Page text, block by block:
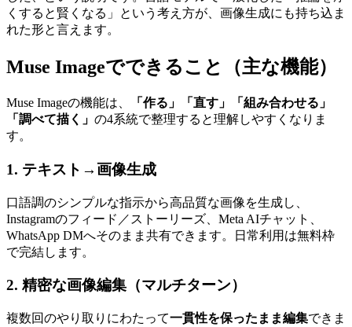
くすると賢くなる」という考え方が、画像生成にも持ち込ま
れた形と言えます。
Muse Imageでできること（主な機能）
Muse Imageの機能は、
「作る」「直す」「組み合わせる」
「調べて描く」 の4系統で整理すると理解しやすくなりま
す。
1. テキスト→画像生成
口語調のシンプルな指示から高品質な画像を生成し、
Instagramのフィード／ストーリーズ、Meta AIチャット、
WhatsApp DMへそのまま共有できます。日常利用は無料枠
で完結します。
2. 精密な画像編集（マルチターン）
複数回のやり取りにわたって一貫性を保ったまま編集できま